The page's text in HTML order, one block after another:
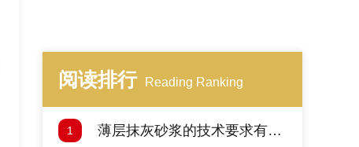
阅读排行 Reading Ranking
1
薄层抹灰砂浆的技术要求有哪